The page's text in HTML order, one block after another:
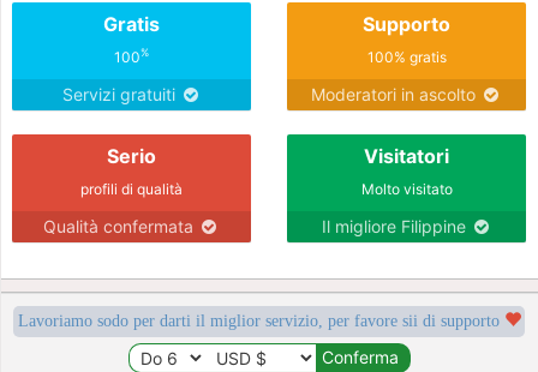
Gratis
100%
Servizi gratuiti
Supporto
100% gratis
Moderatori in ascolto
Serio
profili di qualità
Qualità confermata
Visitatori
Molto visitato
Il migliore Filippine
Lavoriamo sodo per darti il miglior servizio, per favore sii di supporto